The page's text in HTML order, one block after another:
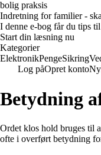
bolig praksis
Indretning for familier -
I denne e-bog får du tips
Start din læsning nu
Kategorier
ElektronikPengeSikring
Log påOpret konto
Betydning
Ordet klos hold bruges til
ofte i overført betydning